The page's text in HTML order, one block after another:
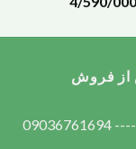
از فروش